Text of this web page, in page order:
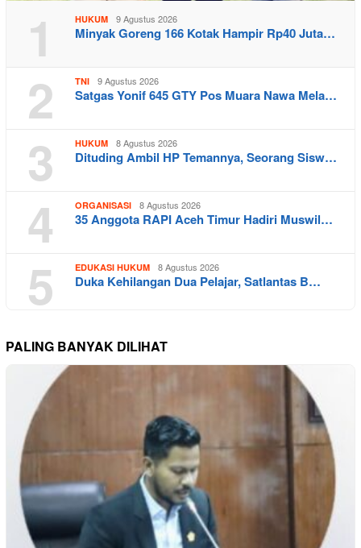
1 HUKUM 9 Agustus 2026
Minyak Goreng 166 Kotak Hampir Rp40 Juta…
2 TNI 9 Agustus 2026
Satgas Yonif 645 GTY Pos Muara Nawa Mela…
3 HUKUM 8 Agustus 2026
Dituding Ambil HP Temannya, Seorang Sisw…
4 ORGANISASI 8 Agustus 2026
35 Anggota RAPI Aceh Timur Hadiri Muswil…
5 EDUKASI HUKUM 8 Agustus 2026
Duka Kehilangan Dua Pelajar, Satlantas B…
PALING BANYAK DILIHAT